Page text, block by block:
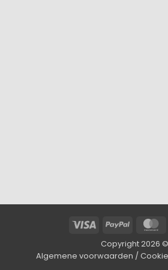
Visa PayPal
Copyright 2026 ©
Algemene voorwaarden /